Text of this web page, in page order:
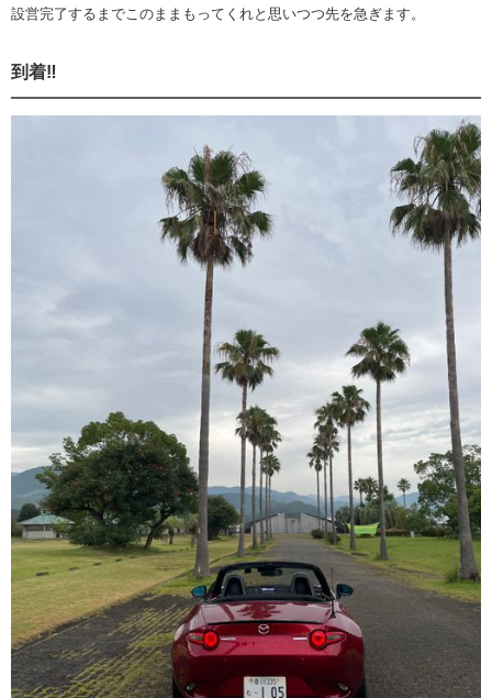
設営完了するまでこのままもってくれと思いつつ先を急ぎます。
到着‼️